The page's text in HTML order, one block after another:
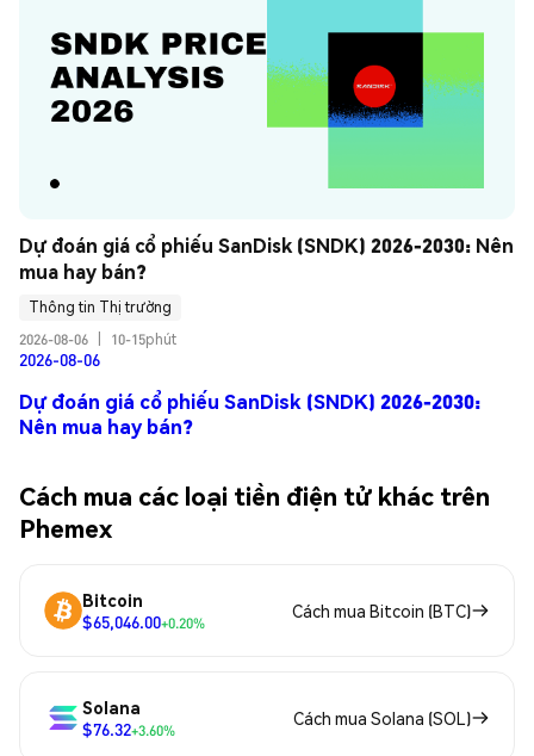
Dự đoán giá cổ phiếu SanDisk (SNDK) 2026-2030: Nên
mua hay bán?
Thông tin Thị trường
2026-08-06
10-15phút
2026-08-06
Dự đoán giá cổ phiếu SanDisk (SNDK) 2026-2030:
Nên mua hay bán?
Cách mua các loại tiền điện tử khác trên
Phemex
Bitcoin
$65,046.00+0.20%
Cách mua Bitcoin (BTC)
Solana
$76.32+3.60%
Cách mua Solana (SOL)